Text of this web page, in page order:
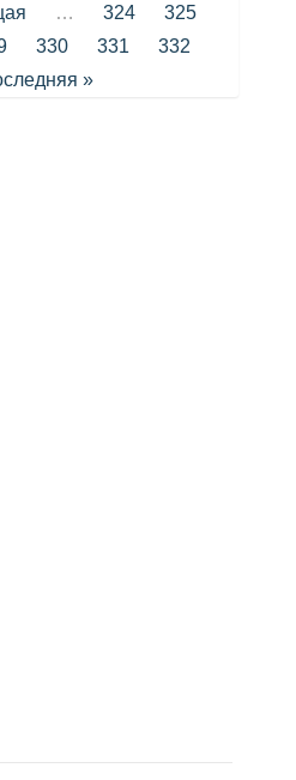
… 324
325
330 331
332
»